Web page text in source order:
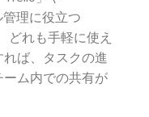
管理に役立つ
どれも手軽に使え
ば、タスクの進
ム内での共有が